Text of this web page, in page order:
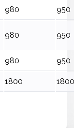
980 950
980 950
980 950
1800 1800